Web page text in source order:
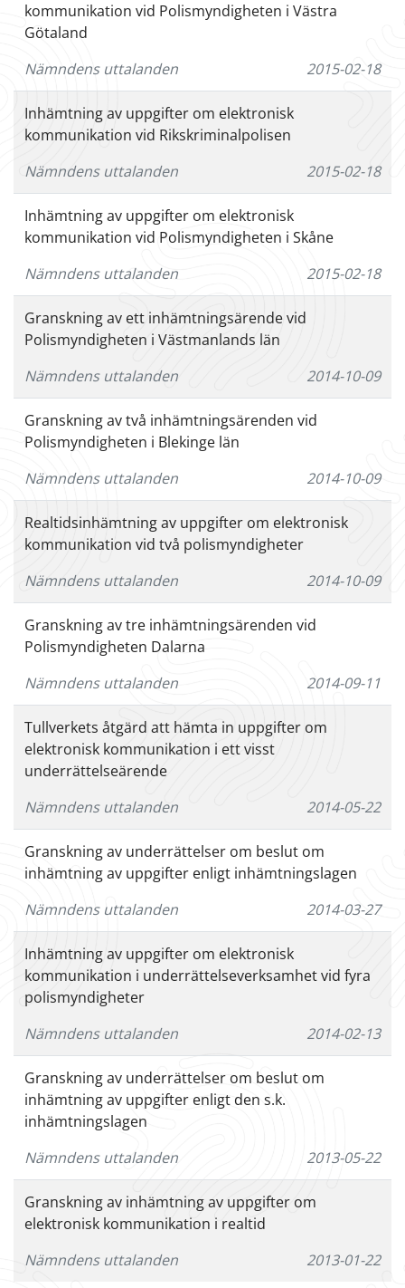
kommunikation vid Polismyndigheten i Västra
Götaland
Nämndens uttalanden
2015-02-18
Inhämtning av uppgifter om elektronisk
kommunikation vid Rikskriminalpolisen
Nämndens uttalanden
2015-02-18
Inhämtning av uppgifter om elektronisk
kommunikation vid Polismyndigheten i Skåne
Nämndens uttalanden
2015-02-18
Granskning av ett inhämtningsärende vid
Polismyndigheten i Västmanlands län
Nämndens uttalanden
2014-10-09
Granskning av två inhämtningsärenden vid
Polismyndigheten i Blekinge län
Nämndens uttalanden
2014-10-09
Realtidsinhämtning av uppgifter om elektronisk
kommunikation vid två polismyndigheter
Nämndens uttalanden
2014-10-09
Granskning av tre inhämtningsärenden vid
Polismyndigheten Dalarna
Nämndens uttalanden
2014-09-11
Tullverkets åtgärd att hämta in uppgifter om
elektronisk kommunikation i ett visst
underrättelseärende
Nämndens uttalanden
2014-05-22
Granskning av underrättelser om beslut om
inhämtning av uppgifter enligt inhämtningslagen
Nämndens uttalanden
2014-03-27
Inhämtning av uppgifter om elektronisk
kommunikation i underrättelseverksamhet vid fyra
polismyndigheter
Nämndens uttalanden
2014-02-13
Granskning av underrättelser om beslut om
inhämtning av uppgifter enligt den s.k.
inhämtningslagen
Nämndens uttalanden
2013-05-22
Granskning av inhämtning av uppgifter om
elektronisk kommunikation i realtid
Nämndens uttalanden
2013-01-22